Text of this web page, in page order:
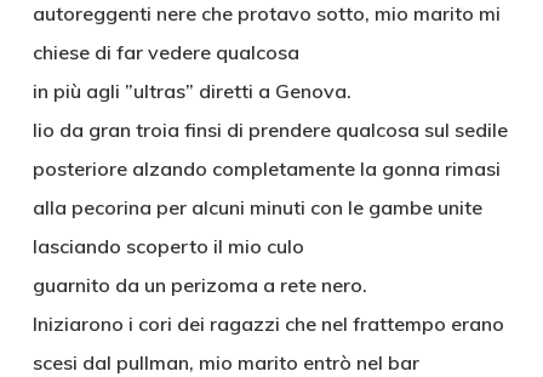
autoreggenti nere che protavo sotto, mio marito mi
chiese di far vedere qualcosa
in più agli ”ultras” diretti a Genova.
Iio da gran troia finsi di prendere qualcosa sul sedile
posteriore alzando completamente la gonna rimasi
alla pecorina per alcuni minuti con le gambe unite
lasciando scoperto il mio culo
guarnito da un perizoma a rete nero.
Iniziarono i cori dei ragazzi che nel frattempo erano
scesi dal pullman, mio marito entrò nel bar